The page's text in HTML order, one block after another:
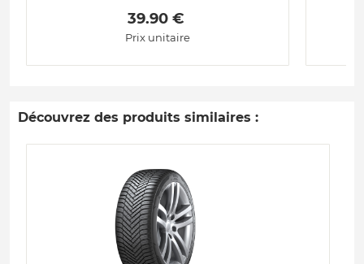
39.90 €
Prix unitaire
Découvrez des produits similaires :